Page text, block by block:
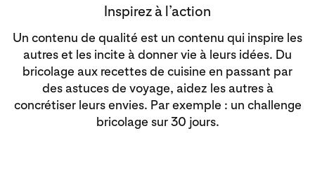
Inspirez à l’action
Un contenu de qualité est un contenu qui inspire les
autres et les incite à donner vie à leurs idées. Du
bricolage aux recettes de cuisine en passant par
des astuces de voyage, aidez les autres à
concrétiser leurs envies. Par exemple : un challenge
bricolage sur 30 jours.